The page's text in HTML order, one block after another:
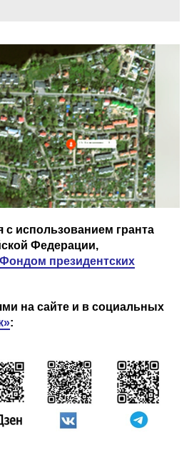
с использованием гранта
Федерации,
Фондом президентских
на сайте и в социальных
: